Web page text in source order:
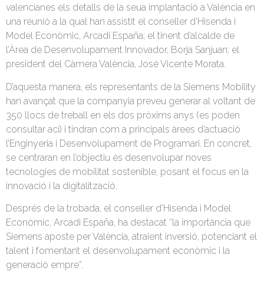
valencianes els detalls de la seua implantació a València en
una reunió a la qual han assistit el conseller d’Hisenda i
Model Econòmic, Arcadi España; el tinent d’alcalde de
l’Àrea de Desenvolupament Innovador, Borja Sanjuan; el
president del Càmera València, José Vicente Morata.
D’aquesta manera, els representants de la Siemens Mobility
han avançat que la companyia preveu generar al voltant de
350 llocs de treball en els dos pròxims anys (es poden
consultar ací) i tindran com a principals àrees d’actuació
l’Enginyeria i Desenvolupament de Programari. En concret,
se centraran en l’objectiu és desenvolupar noves
tecnologies de mobilitat sostenible, posant el focus en la
innovació i la digitalització.
Després de la trobada, el conseller d’Hisenda i Model
Econòmic, Arcadi España, ha destacat “la importància que
Siemens aposte per València, atraient inversió, potenciant el
talent i fomentant el desenvolupament econòmic i la
generació empre”.